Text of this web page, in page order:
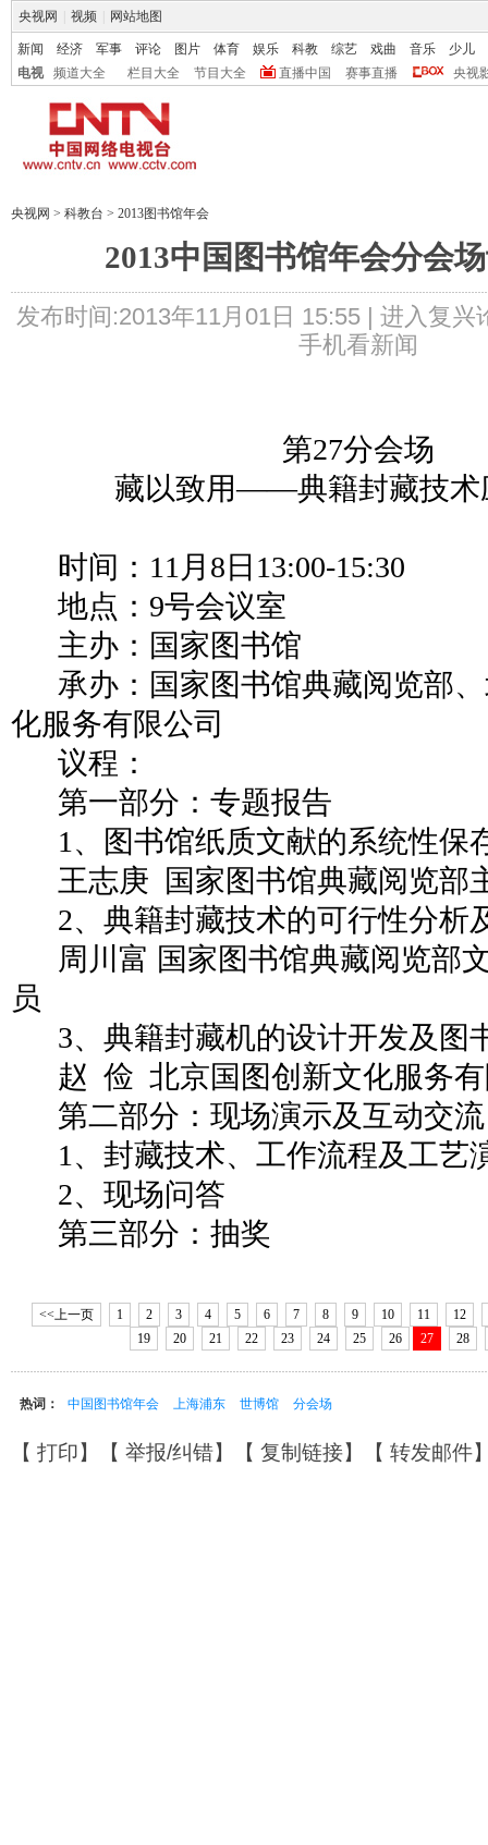
央视网 视频 网站地图
新闻 经济 军事 评论 图片 体育 娱乐 科教 综艺 戏曲 音乐
少儿
电视
频道大全 栏目大全 节目大全 直播中国 赛事直播 央视
央视网 > 科教台 > 2013图书馆年会
2013中国图书馆年会分会
发布时间:2013年11月01日 15:55 | 进入复兴
手机看新闻
第27分会场
藏以致用——典籍封藏技
时间：11月8日13:00-15:30
地点：9号会议室
主办：国家图书馆
承办：国家图书馆典藏阅览部
化服务有限公司
议程：
第一部分：专题报告
1、图书馆纸质文献的系统性保
王志庚
国家图书馆典藏阅览部
2、典籍封藏技术的可行性分析
周川富 国家图书馆典藏阅览部
员
3、典籍封藏机的设计开发及图
赵 俭 北京国图创新文化服务
第二部分：现场演示及互动交流
1、封藏技术、工作流程及工艺
2、现场问答
第三部分：抽奖
<<上一页 1 2 3 4 5 6 7 8 9 10 11
12
19
20 21 22 23 24 25 26 27 28
热词： 中国图书馆年会 上海浦东 世博馆 分会场
【 打印】【 举报/纠错】【 复制链接】【 转发邮件